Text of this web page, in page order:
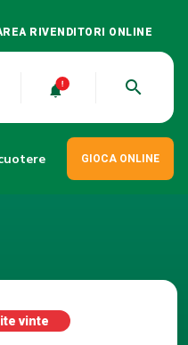
RIVENDITORI ONLINE
search
GIOCA ONLINE
vinte